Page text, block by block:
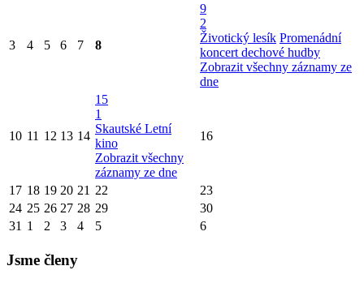
3 4 5 6 7 8
9
2
Životický lesík Promenádní
koncert dechové hudby
Zobrazit všechny záznamy ze
dne
10 11 12 13 14
15
1
Skautské Letní
kino
Zobrazit všechny
záznamy ze dne
16
17 18 19 20 21 22
23
24 25 26 27 28 29
30
31 1 2 3 4 5 6
Jsme členy